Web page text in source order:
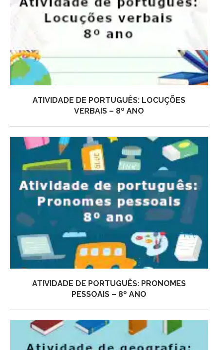
ATIVIDADE DE PORTUGUÊS: LOCUÇÕES
VERBAIS – 8º ANO
ATIVIDADE DE PORTUGUÊS: PRONOMES
PESSOAIS – 8º ANO